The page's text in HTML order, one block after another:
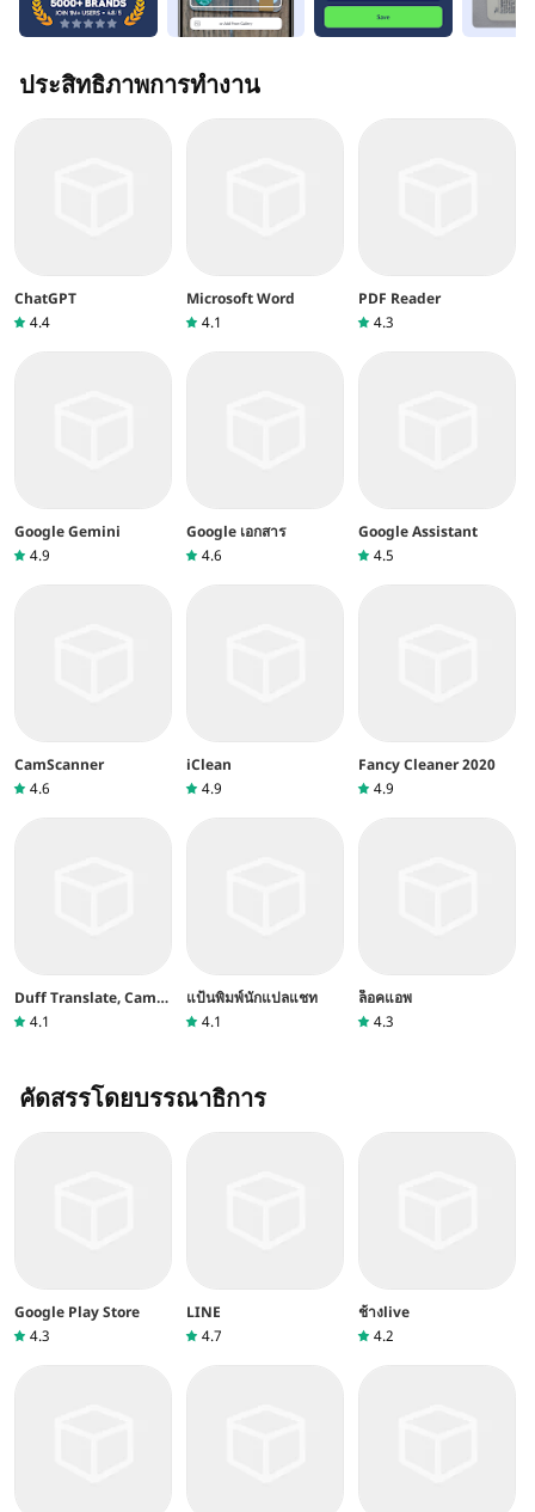
ประสิทธิภาพการทำงาน
ChatGPT
4.4
Microsoft Word
4.1
PDF Reader
4.3
Google Gemini
4.9
Google เอกสาร
4.6
Google Assistant
4.5
CamScanner
4.6
iClean
4.9
Fancy Cleaner 2020
4.9
Duff Translate, Cam
Translator
4.1
แป้นพิมพ์นักแปลแชท
4.1
ล็อคแอพ
4.3
คัดสรรโดยบรรณาธิการ
Google Play Store
4.3
LINE
4.7
ช้างlive
4.2